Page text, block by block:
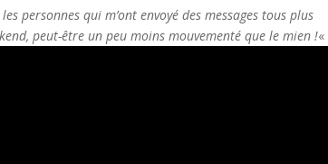
personnes qui m’ont envoyé des messages tous plus
peut-être un peu moins mouvementé que le mien !«